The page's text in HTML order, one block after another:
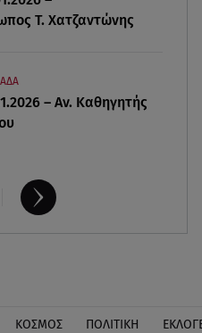
Τ. Χατζαντώνης
– Αν. Καθηγητής
ΚΟΣΜΟΣ ΠΟΛΙΤΙΚΗ